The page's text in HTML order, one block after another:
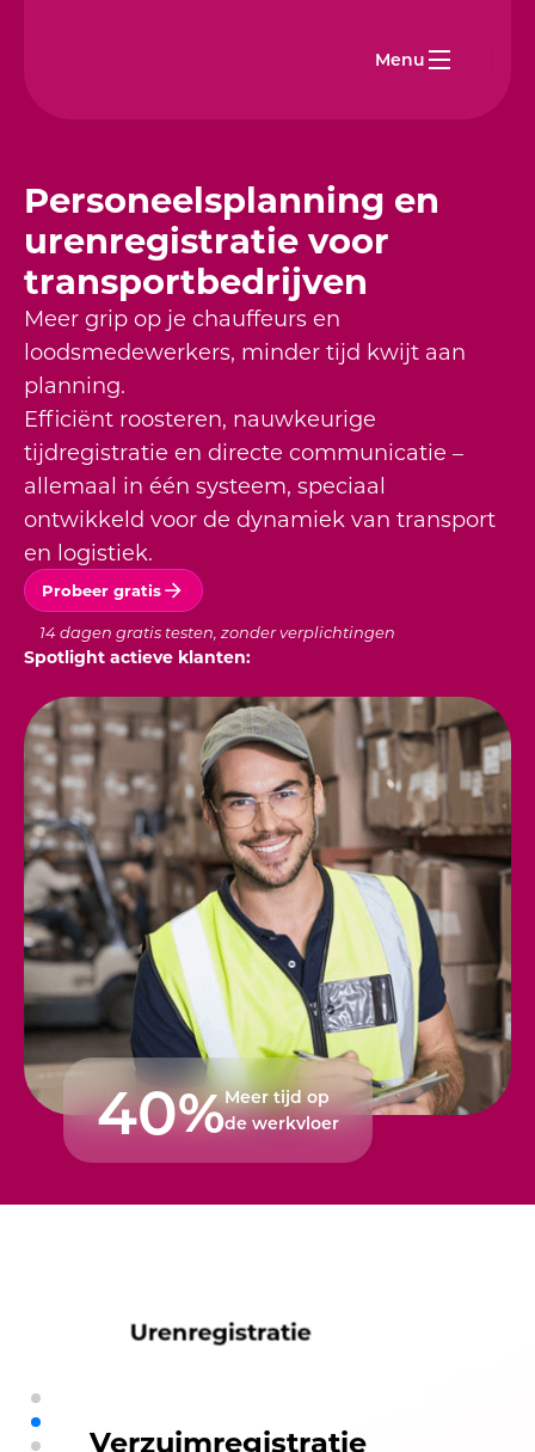
Menu
Personeelsplanning en
urenregistratie voor
transportbedrijven
Meer grip op je chauffeurs en
loodsmedewerkers, minder tijd kwijt aan
planning.
Efficiënt roosteren, nauwkeurige
tijdregistratie en directe communicatie –
allemaal in één systeem, speciaal
ontwikkeld voor de dynamiek van transport
en logistiek.
Probeer gratis
14 dagen gratis testen, zonder verplichtingen
Spotlight actieve klanten:
40%Meer tijd op
de werkvloer
Urenregistratie
Verzuimregistratie